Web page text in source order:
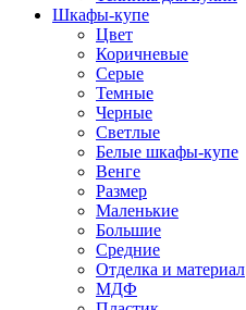
Шкафы-купе
Цвет
Коричневые
Серые
Темные
Черные
Светлые
Белые шкафы-купе
Венге
Размер
Маленькие
Большие
Средние
Отделка и материал
МДФ